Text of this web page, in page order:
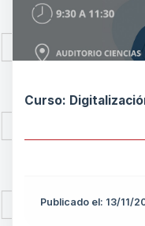
Curso:
Publicado el: 13/11/